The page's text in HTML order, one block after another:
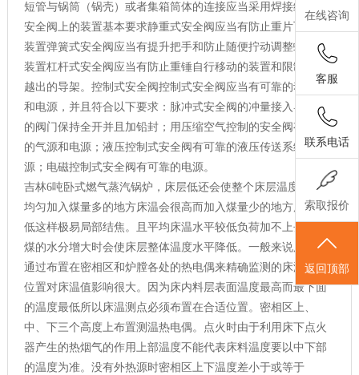
短管与锅筒（锅壳）或者集箱筒体的连接应当采用焊接结构。
安全阀上的装置基本要求静重式安全阀应当有防止重片飞脱的
装置弹簧式安全阀应当有提升把手和防止随便拧动调整螺钉的
装置杠杆式安全阀应当有防止重锤自行移动的装置和限制杠杆
越出的导架。控制式安全阀控制式安全阀应当有可靠的动力源
和电源，并且符合以下要求：脉冲式安全阀的冲量接入导管上
的阀门保持全开并且加铅封；用压缩空气控制的安全阀有可靠
的气源和电源；液压控制式安全阀有可靠的液压传送系统和电
源；电磁控制式安全阀有可靠的电源。
吉林6吨卧式燃气蒸汽锅炉，床层低还会使整个床层温度十分不
均匀加入煤量多的地方床温会很高而加入煤量少的地方床温很
低这样极易局部结焦。且平均床温水平较低负荷加不上去。当
煤的水分增大时会使床层整体温度水平降低。一般来说床温是
通过布置在密相区和炉膛各处的热电偶来精确监测的床温测点
位置对床温值影响很大。因为床内料层表面温度最高而最下面
的温度最低所以床温测点必须布置在合适位置。密相区上、
中、下三个高度上布置测温热电偶。点火时由于利用床下点火
器产生的热烟气的作用上部温度不能代表床料温度要以中下部
的温度为准。没有外热源时密相区上下温度差小于或等于
在线咨询
客服
联系电话
索取报价
返回顶部